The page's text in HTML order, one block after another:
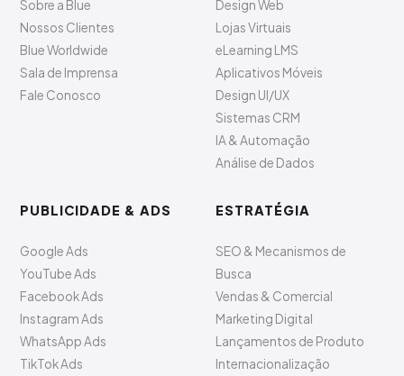
Sobre a Blue
Nossos Clientes
Blue Worldwide
Sala de Imprensa
Fale Conosco
Design Web
Lojas Virtuais
eLearning LMS
Aplicativos Móveis
Design UI/UX
Sistemas CRM
IA & Automação
Análise de Dados
PUBLICIDADE & ADS
Google Ads
YouTube Ads
Facebook Ads
Instagram Ads
WhatsApp Ads
TikTok Ads
ESTRATÉGIA
SEO & Mecanismos de
Busca
Vendas & Comercial
Marketing Digital
Lançamentos de Produto
Internacionalização